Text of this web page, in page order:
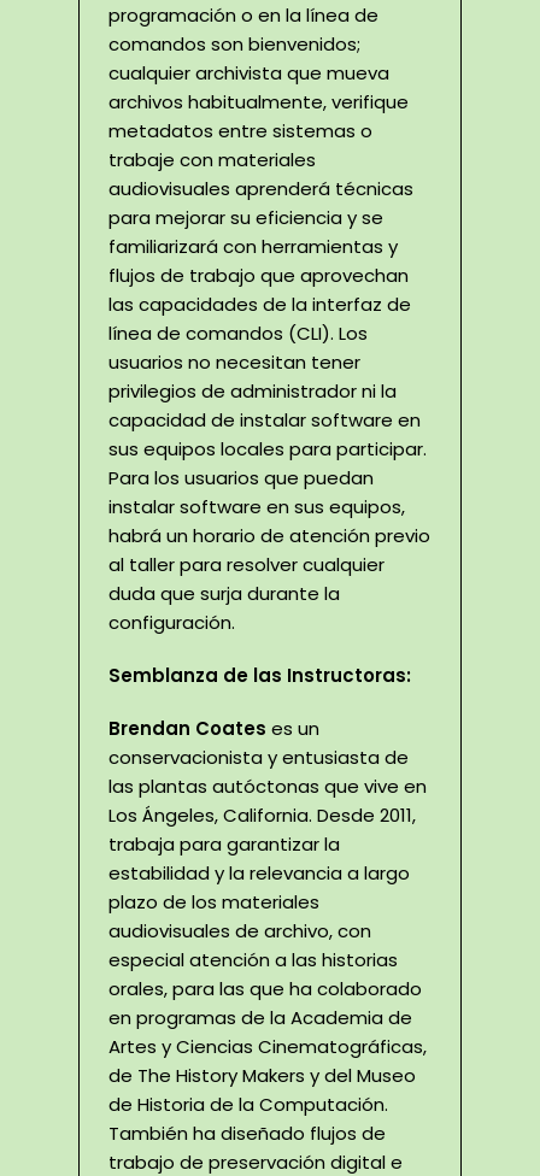
programación o en la línea de
comandos son bienvenidos;
cualquier archivista que mueva
archivos habitualmente, verifique
metadatos entre sistemas o
trabaje con materiales
audiovisuales aprenderá técnicas
para mejorar su eficiencia y se
familiarizará con herramientas y
flujos de trabajo que aprovechan
las capacidades de la interfaz de
línea de comandos (CLI). Los
usuarios no necesitan tener
privilegios de administrador ni la
capacidad de instalar software en
sus equipos locales para participar.
Para los usuarios que puedan
instalar software en sus equipos,
habrá un horario de atención previo
al taller para resolver cualquier
duda que surja durante la
configuración.
Semblanza de las Instructoras:
Brendan Coates es un
conservacionista y entusiasta de
las plantas autóctonas que vive en
Los Ángeles, California. Desde 2011,
trabaja para garantizar la
estabilidad y la relevancia a largo
plazo de los materiales
audiovisuales de archivo, con
especial atención a las historias
orales, para las que ha colaborado
en programas de la Academia de
Artes y Ciencias Cinematográficas,
de The History Makers y del Museo
de Historia de la Computación.
También ha diseñado flujos de
trabajo de preservación digital e